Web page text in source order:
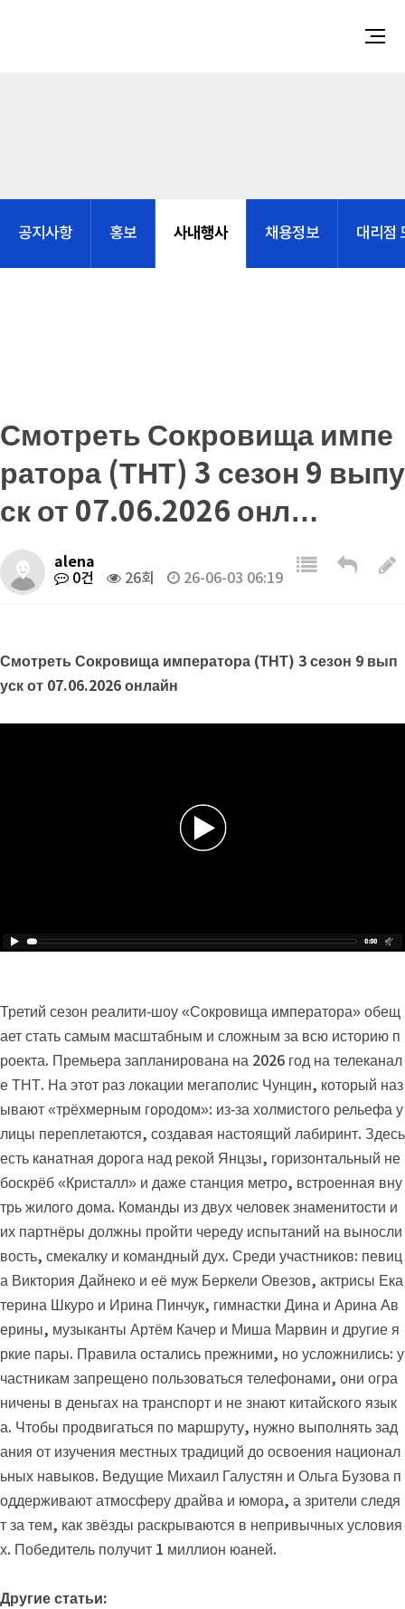
공지사항 홍보 사내행사 채용정보 대리점
Смотреть Сокровища импе
ратора (ТНТ) 3 сезон 9 выпу
ск от 07.06.2026 онл…
alena
0건 26회 26-06-03 06:19
Смотреть Сокровища императора (ТНТ) 3 сезон 9 вып
уск от 07.06.2026 онлайн
Третий сезон реалити‑шоу «Сокровища императора» обещ
ает стать самым масштабным и сложным за всю историю п
роекта. Премьера запланирована на 2026 год на телеканал
е ТНТ. На этот раз локации мегаполис Чунцин, который наз
ывают «трёхмерным городом»: из‑за холмистого рельефа у
лицы переплетаются, создавая настоящий лабиринт. Здесь
есть канатная дорога над рекой Янцзы, горизонтальный не
боскрёб «Кристалл» и даже станция метро, встроенная вну
трь жилого дома. Команды из двух человек знаменитости и
их партнёры должны пройти череду испытаний на выносли
вость, смекалку и командный дух. Среди участников: певиц
а Виктория Дайнеко и её муж Беркели Овезов, актрисы Ека
терина Шкуро и Ирина Пинчук, гимнастки Дина и Арина Ав
ерины, музыканты Артём Качер и Миша Марвин и другие я
ркие пары. Правила остались прежними, но усложнились: у
частникам запрещено пользоваться телефонами, они огра
ничены в деньгах на транспорт и не знают китайского язык
а. Чтобы продвигаться по маршруту, нужно выполнять зад
ания от изучения местных традиций до освоения национал
ьных навыков. Ведущие Михаил Галустян и Ольга Бузова п
оддерживают атмосферу драйва и юмора, а зрители следя
т за тем, как звёзды раскрываются в непривычных условия
х. Победитель получит 1 миллион юаней.
Другие статьи: